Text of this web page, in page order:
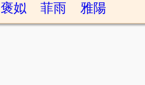
褒姒
菲雨 雅陽